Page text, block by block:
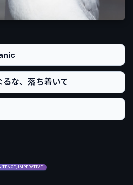
な、落ち着いて
IMPERATIVE